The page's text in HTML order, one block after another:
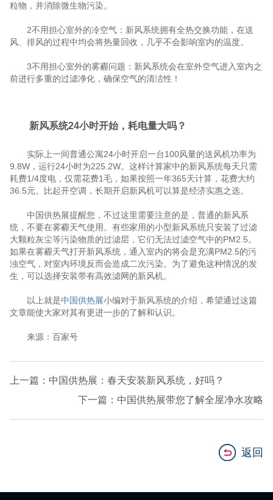
粒物，并消除微生物污染。
2不用担心室外的冷空气：新风系统拥有全热交换功能，在送
风、排风的过程中均会将热量回收，几乎不会影响室内的温度。
3不用担心室外的雾霾问题：新风系统会在室外空气进入室内之
前进行多重的过滤净化，确保空气的清洁性！
新风系统24小时开始，耗电量大吗？
实际上一间普通公寓24小时开启一台100风量的送风机功率为
9.8W，运行24小时为225.2W。这样计算家中的新风系统每天只需
耗费1/4度电，仅需花费1毛，如果按照一年365天计算，花费大约
36.5元。比起开空调，长期开启新风机可以算是经济实惠之选。
中国供热展提醒您，不过这里需要注意的是，普通的新风系
统，不要在雾霾天气使用。有些家用的小型新风系统只安装了过滤
大颗粒灰尘等污染物质的过滤层，它们无法过滤空气中的PM2.5。
如果在雾霾天气打开新风系统，通入室内的将会是充满PM2.5的污
浊空气，对室内环境反而会造成二次污染。为了避免这种情况的发
生，可以选择安装带有高效滤网的新风机。
以上就是中国供热展小编对于新风系统的介绍，希望通过这篇
文章能使大家对其有更进一步的了解和认识。
来源：百家号
上一篇：中国供热展：春天安装新风系统，好吗？
下一篇：中国供热展带您了解全屋净水攻略
返回